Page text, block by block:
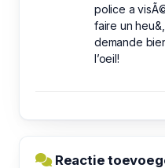
police a
faire un
demande
l’oeil!
Reactie